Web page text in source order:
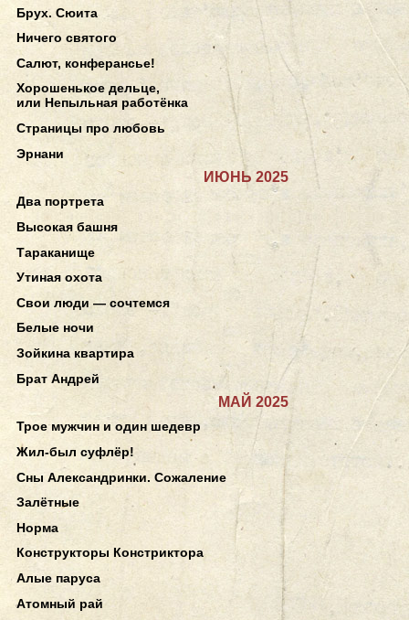
Брух. Сюита
Ничего святого
Салют, конферансье!
Хорошенькое дельце,
или Непыльная работёнка
Страницы про любовь
Эрнани
ИЮНЬ 2025
Два портрета
Высокая башня
Тараканище
Утиная охота
Свои люди — сочтемся
Белые ночи
Зойкина квартира
Брат Андрей
МАЙ 2025
Трое мужчин и один шедевр
Жил-был суфлёр!
Сны Александринки. Сожаление
Залётные
Норма
Конструкторы Констриктора
Алые паруса
Атомный рай